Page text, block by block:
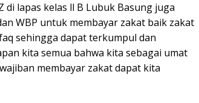
di lapas kelas ll B Lubuk Basung juga
WBP untuk membayar zakat baik zakat
sehingga dapat terkumpul dan
kita semua bahwa kita sebagai umat
membayar zakat dapat kita